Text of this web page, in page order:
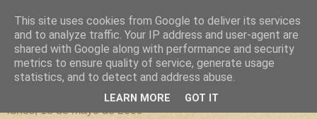
un sitio diferente
una casa para crecer, un castillo para soñar
lunes, 18 de mayo de 2009
This site uses cookies from Google to deliver its services
and to analyze traffic. Your IP address and user-agent are
shared with Google along with performance and security
metrics to ensure quality of service, generate usage
statistics, and to detect and address abuse.
LEARN MORE GOT IT